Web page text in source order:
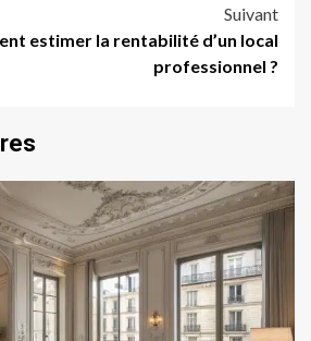
Suivant
estimer la rentabilité d’un local
professionnel ?